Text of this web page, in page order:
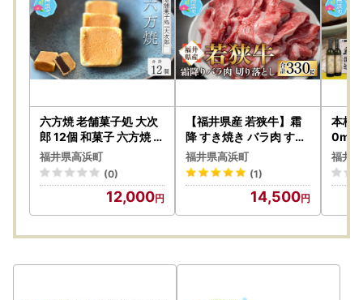
手段として、電子メールの配信やパンフレット等の資料の郵
送をさせていただくことがあります。
御不明な点や、電子メールの配信又は資料の郵送停止等のご
希望がございましたら、ふるさと納税担当(contact-takaha
ma@orebo.jp)までご連絡ください。
六方焼 老舗菓子処 大次
郎 12個 和菓子 六方焼 和
菓子
福井県高浜町
(0)
12,000
【福井県産 若狭牛】霜
降 すき焼き バラ肉 すき
焼き 切り落し 330g
福井県高浜町
(1)
14,500
本格
0ml
焼酎
易包
福井